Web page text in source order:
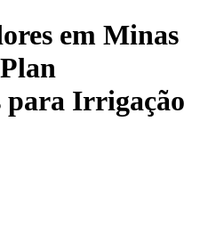
em Minas
para Irrigação